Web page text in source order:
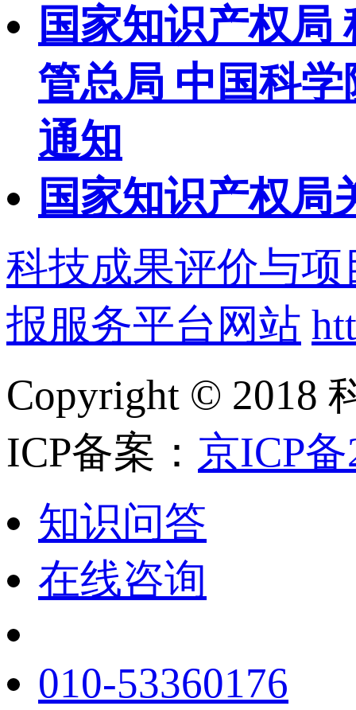
国家知识产权局
管总局 中国科
通知
国家知识产权局
科技成果评价与
报服务平台网站
Copyright © 2018
ICP备案： 京ICP
知识问答
在线咨询
010-53360176